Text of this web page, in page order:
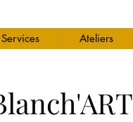
Services Ateliers